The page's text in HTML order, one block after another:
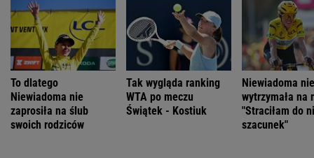
To dlatego
Niewiadoma nie
zaprosiła na ślub
swoich rodziców
Tak wygląda ranking
WTA po meczu
Świątek - Kostiuk
Niewiadoma nie
wytrzymała na
"Straciłam do
szacunek"